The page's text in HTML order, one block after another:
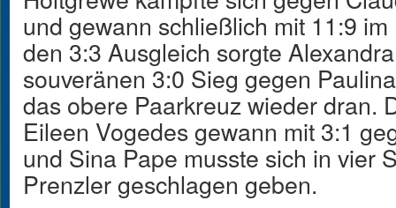
und gewann schließlich mit 11:9
den 3:3 Ausgleich sorgte
souveränen 3:0 Sieg gegen
das obere Paarkreuz wieder dran.
Eileen Vogedes gewann mit 3:1
und Sina Pape musste sich in vier
Prenzler geschlagen geben.